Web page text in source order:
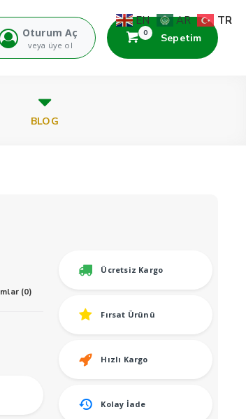
Oturum Aç
veya üye ol
0 Sepetim
BLOG
(0)
Ücretsiz Kargo
Fırsat Ürünü
Hızlı Kargo
Kolay İade
EN AR TR